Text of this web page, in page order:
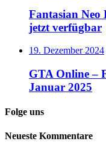
Fantasian Neo
jetzt verfügbar
19. Dezember 2024
GTA Online –
Januar 2025
Folge uns
Neueste Kommentare